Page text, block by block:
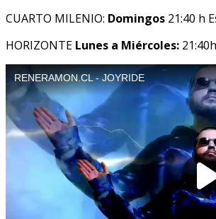
CUARTO MILENIO: Domingos 21:40 h
HORIZONTE Lunes a Miércoles: 21:40h